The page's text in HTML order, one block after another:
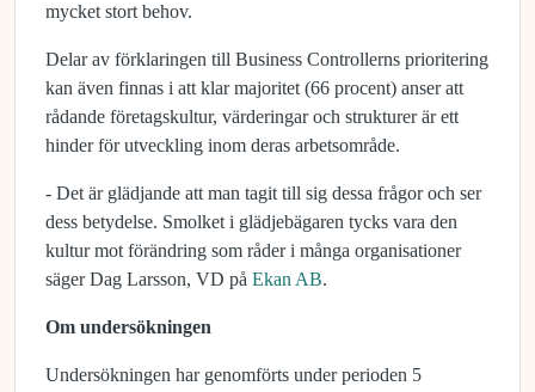
mycket stort behov.
Delar av förklaringen till Business Controllerns prioritering
kan även finnas i att klar majoritet (66 procent) anser att
rådande företagskultur, värderingar och strukturer är ett
hinder för utveckling inom deras arbetsområde.
- Det är glädjande att man tagit till sig dessa frågor och ser
dess betydelse. Smolket i glädjebägaren tycks vara den
kultur mot förändring som råder i många organisationer
säger Dag Larsson, VD på Ekan AB.
Om undersökningen
Undersökningen har genomförts under perioden 5